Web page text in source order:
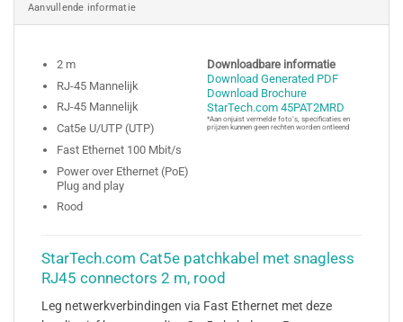
Aanvullende informatie
2 m
RJ-45 Mannelijk
RJ-45 Mannelijk
Cat5e U/UTP (UTP)
Fast Ethernet 100 Mbit/s
Power over Ethernet (PoE)
Plug and play
Rood
Downloadbare informatie
Download Generated PDF
Download Brochure
StarTech.com 45PAT2MRD
*Aan onjuist vermelde foto’s, specificaties en
prijzen kunnen geen rechten worden ontleend
StarTech.com Cat5e patchkabel met snagless
RJ45 connectors 2 m, rood
Leg netwerkverbindingen via Fast Ethernet met deze